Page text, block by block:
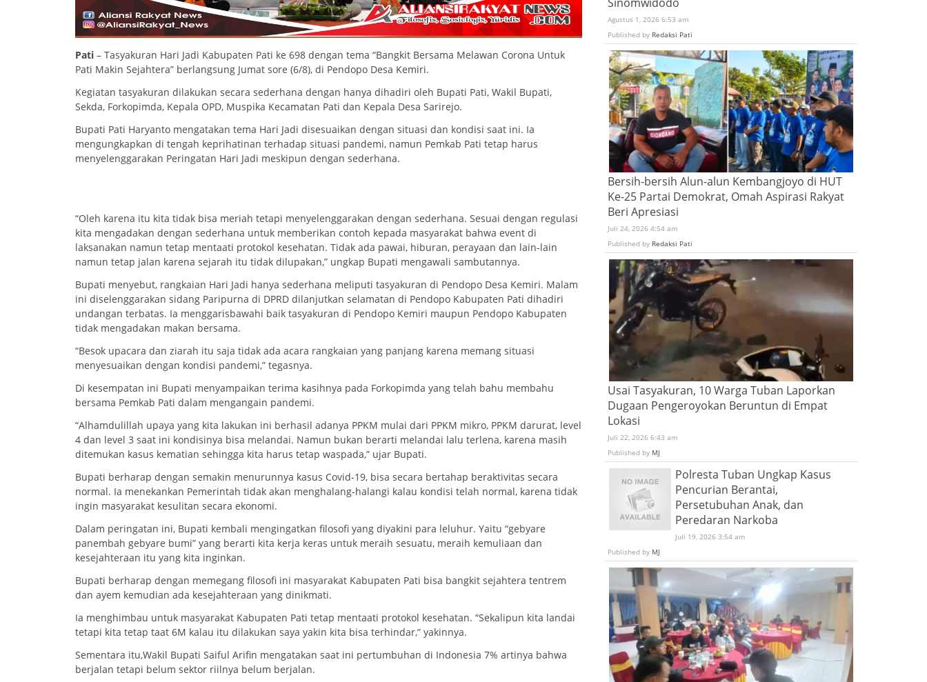
Pati – Tasyakuran Hari Jadi Kabupaten Pati ke 698 dengan tema “Bangkit Bersama Melawan Corona Untuk
Pati Makin Sejahtera” berlangsung Jumat sore (6/8), di Pendopo Desa Kemiri.
Kegiatan tasyakuran dilakukan secara sederhana dengan hanya dihadiri oleh Bupati Pati, Wakil Bupati,
Sekda, Forkopimda, Kepala OPD, Muspika Kecamatan Pati dan Kepala Desa Sarirejo.
Bupati Pati Haryanto mengatakan tema Hari Jadi disesuaikan dengan situasi dan kondisi saat ini. Ia
mengungkapkan di tengah keprihatinan terhadap situasi pandemi, namun Pemkab Pati tetap harus
menyelenggarakan Peringatan Hari Jadi meskipun dengan sederhana.
“Oleh karena itu kita tidak bisa meriah tetapi menyelenggarakan dengan sederhana. Sesuai dengan regulasi
kita mengadakan dengan sederhana untuk memberikan contoh kepada masyarakat bahwa event di
laksanakan namun tetap mentaati protokol kesehatan. Tidak ada pawai, hiburan, perayaan dan lain-lain
namun tetap jalan karena sejarah itu tidak dilupakan,” ungkap Bupati mengawali sambutannya.
Bupati menyebut, rangkaian Hari Jadi hanya sederhana meliputi tasyakuran di Pendopo Desa Kemiri. Malam
ini diselenggarakan sidang Paripurna di DPRD dilanjutkan selamatan di Pendopo Kabupaten Pati dihadiri
undangan terbatas. Ia menggarisbawahi baik tasyakuran di Pendopo Kemiri maupun Pendopo Kabupaten
tidak mengadakan makan bersama.
“Besok upacara dan ziarah itu saja tidak ada acara rangkaian yang panjang karena memang situasi
menyesuaikan dengan kondisi pandemi,” tegasnya.
Di kesempatan ini Bupati menyampaikan terima kasihnya pada Forkopimda yang telah bahu membahu
bersama Pemkab Pati dalam mengangain pandemi.
“Alhamdulillah upaya yang kita lakukan ini berhasil adanya PPKM mulai dari PPKM mikro, PPKM darurat, level
4 dan level 3 saat ini kondisinya bisa melandai. Namun bukan berarti melandai lalu terlena, karena masih
ditemukan kasus kematian sehingga kita harus tetap waspada,” ujar Bupati.
Bupati berharap dengan semakin menurunnya kasus Covid-19, bisa secara bertahap beraktivitas secara
normal. Ia menekankan Pemerintah tidak akan menghalang-halangi kalau kondisi telah normal, karena tidak
ingin masyarakat kesulitan secara ekonomi.
Dalam peringatan ini, Bupati kembali mengingatkan filosofi yang diyakini para leluhur. Yaitu “gebyare
panembah gebyare bumi” yang berarti kita kerja keras untuk meraih sesuatu, meraih kemuliaan dan
kesejahteraan itu yang kita inginkan.
Bupati berharap dengan memegang filosofi ini masyarakat Kabupaten Pati bisa bangkit sejahtera tentrem
dan ayem kemudian ada kesejahteraan yang dinikmati.
Ia menghimbau untuk masyarakat Kabupaten Pati tetap mentaati protokol kesehatan. “Sekalipun kita landai
tetapi kita tetap taat 6M kalau itu dilakukan saya yakin kita bisa terhindar,” yakinnya.
Sementara itu,Wakil Bupati Saiful Arifin mengatakan saat ini pertumbuhan di Indonesia 7% artinya bahwa
berjalan tetapi belum sektor riilnya belum berjalan.
Agustus 1, 2026 6:53 am
Published by Redaksi Pati
Bersih-bersih Alun-alun Kembangjoyo di HUT
Ke-25 Partai Demokrat, Omah Aspirasi Rakyat
Beri Apresiasi
Juli 24, 2026 4:54 am
Published by Redaksi Pati
Usai Tasyakuran, 10 Warga Tuban Laporkan
Dugaan Pengeroyokan Beruntun di Empat
Lokasi
Juli 22, 2026 6:43 am
Published by MJ
Polresta Tuban Ungkap Kasus
Pencurian Berantai,
Persetubuhan Anak, dan
Peredaran Narkoba
Juli 19, 2026 3:54 am
Published by MJ